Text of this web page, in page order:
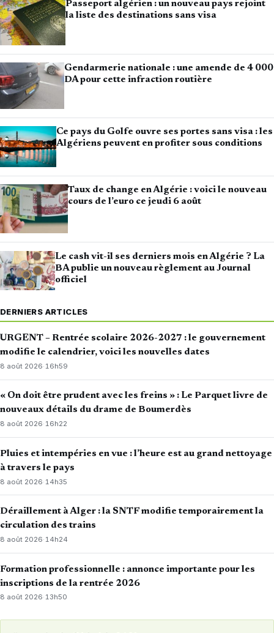
Passeport algérien : un nouveau pays rejoint
la liste des destinations sans visa
Gendarmerie nationale : une amende de 4 000
DA pour cette infraction routière
Ce pays du Golfe ouvre ses portes sans visa : les
Algériens peuvent en profiter sous conditions
Taux de change en Algérie : voici le nouveau
cours de l’euro ce jeudi 6 août
Le cash vit-il ses derniers mois en Algérie ? La
BA publie un nouveau règlement au Journal
officiel
DERNIERS ARTICLES
URGENT – Rentrée scolaire 2026-2027 : le gouvernement
modifie le calendrier, voici les nouvelles dates
8 août 2026·16h59
« On doit être prudent avec les freins » : Le Parquet livre de
nouveaux détails du drame de Boumerdès
8 août 2026·16h22
Pluies et intempéries en vue : l’heure est au grand nettoyage
à travers le pays
8 août 2026· 14h35
Déraillement à Alger : la SNTF modifie temporairement la
circulation des trains
8 août 2026·14h24
Formation professionnelle : annonce importante pour les
inscriptions de la rentrée 2026
8 août 2026·13h50